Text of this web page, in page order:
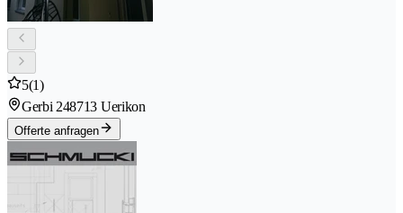
5(1)
Gerbi 248713 Uerikon
Offerte anfragen